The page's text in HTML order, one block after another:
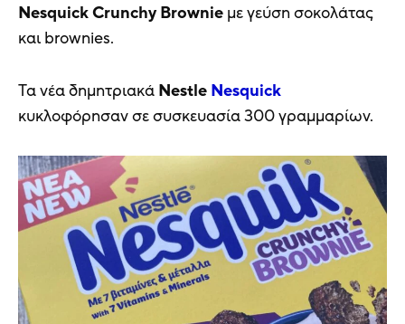
NesquickCrunchy Brownie με γεύση σοκολάτας
και brownies.
Τα νέα δημητριακά Nestle Nesquick
κυκλοφόρησαν σε συσκευασία 300 γραμμαρίων.